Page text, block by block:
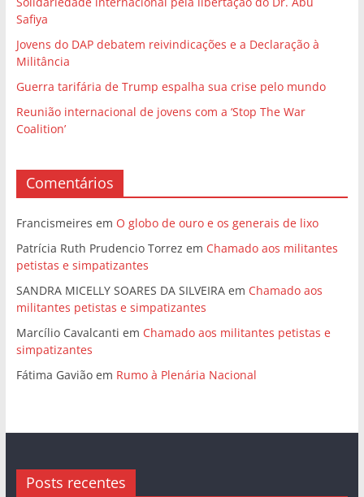
Safiya
Jovens do DAP debatem reivindicações e a Declaração à
Militância
Guerra tarifária de Trump espalha sua crise pelo mundo
Reunião internacional de jovens com a ‘Stop The War
Coalition’
Comentários
Francismeires em O globo de ouro e os generais de lixo
Patrícia Ruth Prudencio Torrez em Chamado aos militantes
petistas e simpatizantes
SANDRA MICELLY SOARES DA SILVEIRAem Chamado aos
militantes petistas e simpatizantes
Marcílio Cavalcanti em Chamado aos militantes petistas e
simpatizantes
Fátima Gaviãoem Rumo à Plenária Nacional
Posts recentes